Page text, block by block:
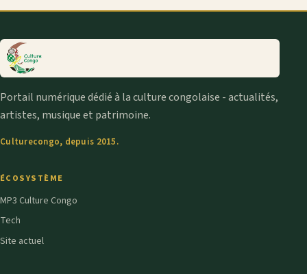
Portail numérique dédié à la culture congolaise - actualités,
artistes, musique et patrimoine.
Culturecongo, depuis 2015.
ÉCOSYSTÈME
MP3 Culture Congo
Tech
Site actuel